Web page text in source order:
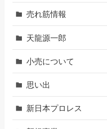
売れ筋情報
天龍源一郎
小売について
思い出
新日本プロレス